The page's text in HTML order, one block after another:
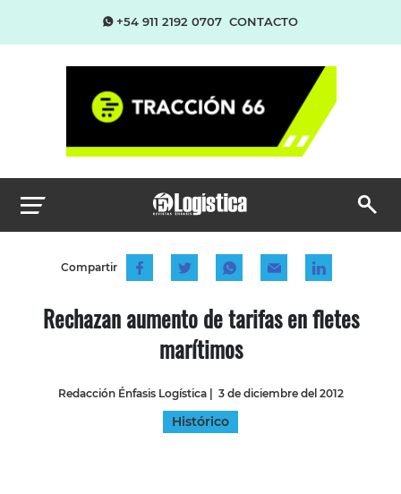
+54 911 2192 0707 CONTACTO
Compartir
Rechazan aumento de tarifas en fletes
marítimos
Redacción Énfasis Logística| 3 de diciembre del 2012
Histórico